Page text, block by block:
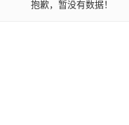
抱歉，暂没有数据！